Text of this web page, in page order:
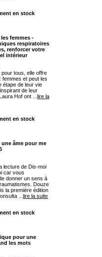
en stock
femmes -
respiratoires
renforcer votre
intérieur
tous, elle offre
et peut les
étape de leur vie
de leur
Hof ont ... lire la
en stock
âme pour me
lecture de Dis-moi
car vous
donner un sens à
Douze
la première édition
... lire la suite
en stock
pour une
les mots